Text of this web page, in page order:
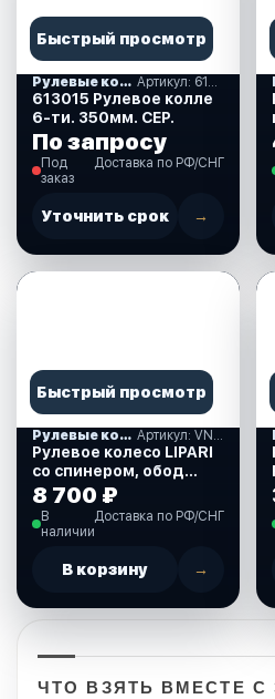
Быстрый просмотр
Рулевые колеса, спиннеры
613015 Рулевое колле
6-ти. 350мм. СЕР.
По запросу
Под
заказ
Доставка по РФ/СНГ
Уточнить срок →
Быстрый просмотр
Рулевые колеса, спиннеры
Рулевое колесо LIPARI
со спинером, обод
белый, спицы
серебяные, д. 280 мм.
(VN828050-08)
8 700 ₽
В
наличии
Доставка по РФ/СНГ
В корзину →
ЧТО ВЗЯТЬ ВМЕСТЕ